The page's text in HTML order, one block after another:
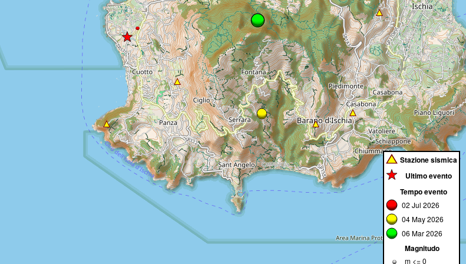
Stazione sismica
Ultimo evento
Tempo evento
02 Jul 2026
04 May 2026
06 Mar 2026
Magnitudo
m <= 0